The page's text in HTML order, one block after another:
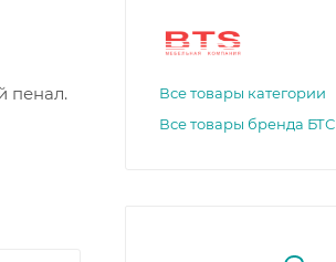
пенал.
Все товары категории
Все товары бренда БТС